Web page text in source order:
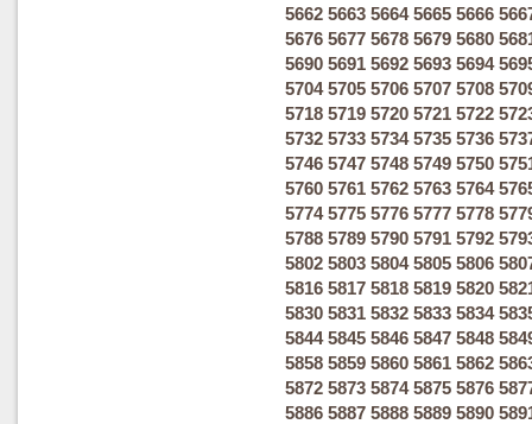
5662 5663 5664 5665 5666
5676 5677 5678 5679 5680
5690 5691 5692 5693 5694
5704 5705 5706 5707 5708
5718 5719 5720 5721 5722
5732 5733 5734 5735 5736
5746 5747 5748 5749 5750
5760 5761 5762 5763 5764
5774 5775 5776 5777 5778
5788 5789 5790 5791 5792
5802 5803 5804 5805 5806
5816 5817 5818 5819 5820
5830 5831 5832 5833 5834
5844 5845 5846 5847 5848
5858 5859 5860 5861 5862
5872 5873 5874 5875 5876
5886 5887 5888 5889 5890